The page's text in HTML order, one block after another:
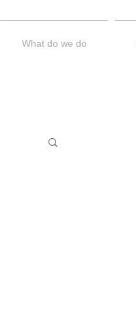
What do we do